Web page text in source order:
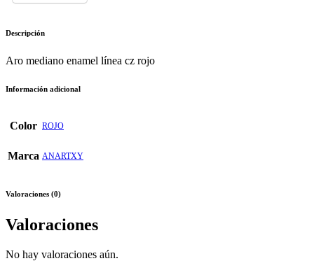
Descripción
Aro mediano enamel línea cz rojo
Información adicional
Color ROJO
Marca ANARTXY
Valoraciones (0)
Valoraciones
No hay valoraciones aún.